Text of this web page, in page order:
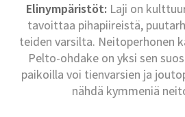
Elinympäristöt:Laji on
tavoittaa pihapiireistä,
teiden varsilta. Neitoperhonen
Pelto-ohdake on yksi sen
paikoilla voi tienvarsien ja
nähdä kymmeniä